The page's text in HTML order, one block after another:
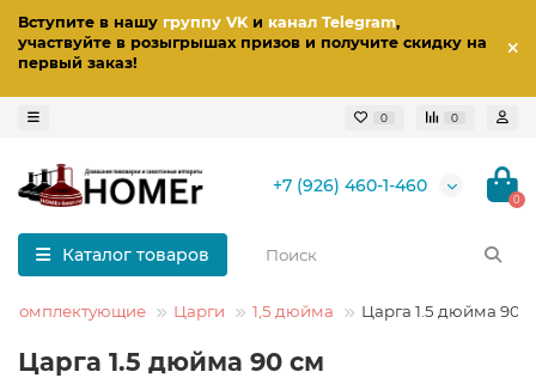
Вступите в нашу группу VKи канал Telegram,
участвуйте в розыгрышах призов и получите скидку на
первый заказ!
0 0
+7 (926) 460-1-460
0
Каталог товаров
комплектующие Царги 1,5 дюйма Царга 1.5 дюйма 90
Царга 1.5 дюйма 90 см